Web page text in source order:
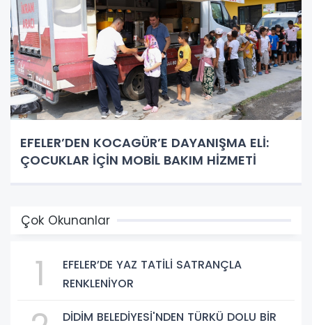
EFELER’DEN KOCAGÜR’E DAYANIŞMA ELİ:
ÇOCUKLAR İÇİN MOBİL BAKIM HİZMETİ
Çok Okunanlar
1
EFELER’DE YAZ TATİLİ SATRANÇLA
RENKLENİYOR
DİDİM BELEDİYESİ'NDEN TÜRKÜ DOLU BİR